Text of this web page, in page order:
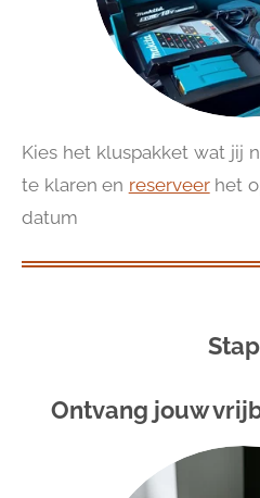
Kies het kluspakket wat jij
te klaren en reserveerhet
datum
Ontvang jouw